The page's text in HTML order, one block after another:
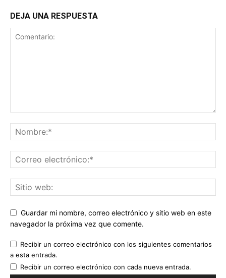
DEJA UNA RESPUESTA
Guardar mi nombre, correo electrónico y sitio web en este
navegador la próxima vez que comente.
Recibir un correo electrónico con los siguientes comentarios
a esta entrada.
Recibir un correo electrónico con cada nueva entrada.